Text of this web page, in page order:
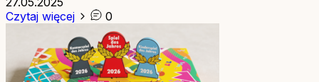
Czytaj więcej
0